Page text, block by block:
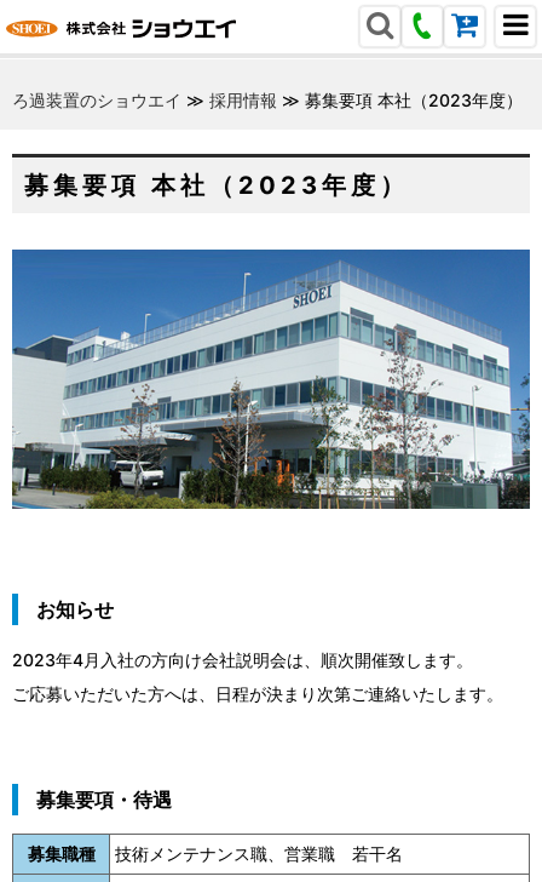
ろ過装置のショウエイ ≫ 採用情報 ≫ 募集要項 本社（2023年度）
募集要項 本社（2023年度）
お知らせ
2023年4月入社の方向け会社説明会は、順次開催致します。
ご応募いただいた方へは、日程が決まり次第ご連絡いたします。
募集要項・待遇
募集職種
技術メンテナンス職、営業職 若干名